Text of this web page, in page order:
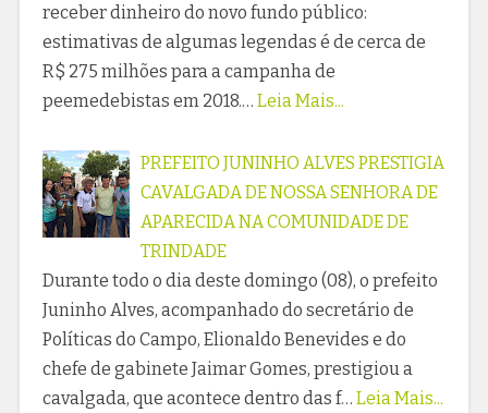
receber dinheiro do novo fundo público:
estimativas de algumas legendas é de cerca de
R$ 275 milhões para a campanha de
peemedebistas em 2018.… Leia Mais...
PREFEITO JUNINHO ALVES PRESTIGIA
CAVALGADA DE NOSSA SENHORA DE
APARECIDA NA COMUNIDADE DE
TRINDADE
Durante todo o dia deste domingo (08), o prefeito
Juninho Alves, acompanhado do secretário de
Políticas do Campo, Elionaldo Benevides e do
chefe de gabinete Jaimar Gomes, prestigiou a
cavalgada, que acontece dentro das f… Leia Mais...